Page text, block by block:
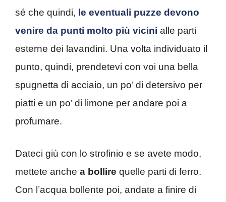
sé che quindi, le eventuali puzze devono
venire da punti molto più vicini alle parti
esterne dei lavandini. Una volta individuato il
punto, quindi, prendetevi con voi una bella
spugnetta di acciaio, un po’ di detersivo per
piatti e un po’ di limone per andare poi a
profumare.
Dateci giù con lo strofinio e se avete modo,
mettete anche a bollire quelle parti di ferro.
Con l’acqua bollente poi, andate a finire di